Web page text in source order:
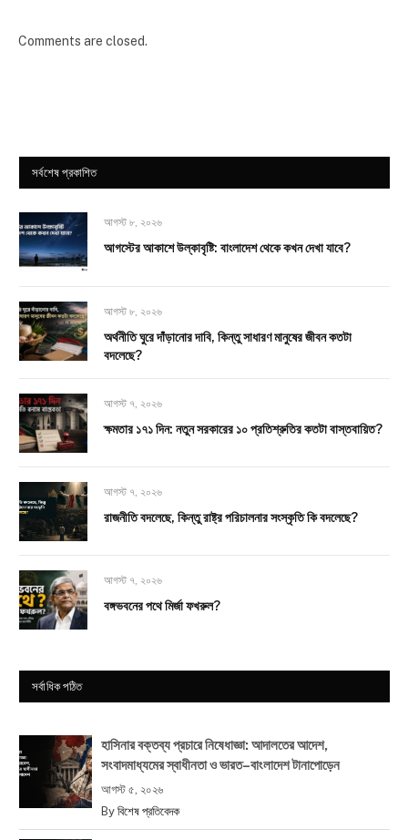
Comments are closed.
সর্বশেষ প্রকাশিত
আগস্ট ৮, ২০২৬
আগস্টের আকাশে উল্কাবৃষ্টি: বাংলাদেশ থেকে কখন দেখা যাবে?
আগস্ট ৮, ২০২৬
অর্থনীতি ঘুরে দাঁড়ানোর দাবি, কিন্তু সাধারণ মানুষের জীবন কতটা
বদলেছে?
আগস্ট ৭, ২০২৬
ক্ষমতার ১৭১ দিন: নতুন সরকারের ১০ প্রতিশ্রুতির কতটা বাস্তবায়িত?
আগস্ট ৭, ২০২৬
রাজনীতি বদলেছে, কিন্তু রাষ্ট্র পরিচালনার সংস্কৃতি কি বদলেছে?
আগস্ট ৭, ২০২৬
বঙ্গভবনের পথে মির্জা ফখরুল?
সর্বাধিক পঠিত
হাসিনার বক্তব্য প্রচারে নিষেধাজ্ঞা: আদালতের আদেশ,
সংবাদমাধ্যমের স্বাধীনতা ও ভারত–বাংলাদেশ টানাপোড়েন
আগস্ট ৫, ২০২৬
By বিশেষ প্রতিবেদক